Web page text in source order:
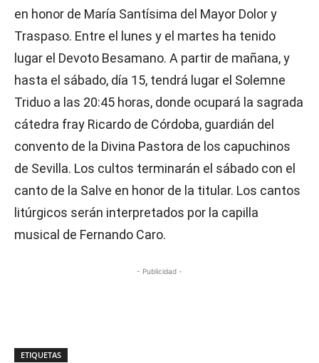
en honor de María Santísima del Mayor Dolor y
Traspaso. Entre el lunes y el martes ha tenido
lugar el Devoto Besamano. A partir de mañana, y
hasta el sábado, día 15, tendrá lugar el Solemne
Triduo a las 20:45 horas, donde ocupará la sagrada
cátedra fray Ricardo de Córdoba, guardián del
convento de la Divina Pastora de los capuchinos
de Sevilla. Los cultos terminarán el sábado con el
canto de la Salve en honor de la titular. Los cantos
litúrgicos serán interpretados por la capilla
musical de Fernando Caro.
- Publicidad -
ETIQUETAS